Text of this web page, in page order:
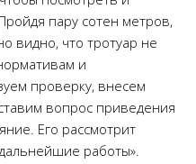
пару сотен метров,
видно, что тротуар не
и
проверку, внесем
вопрос приведения
Его рассмотрит
работы».